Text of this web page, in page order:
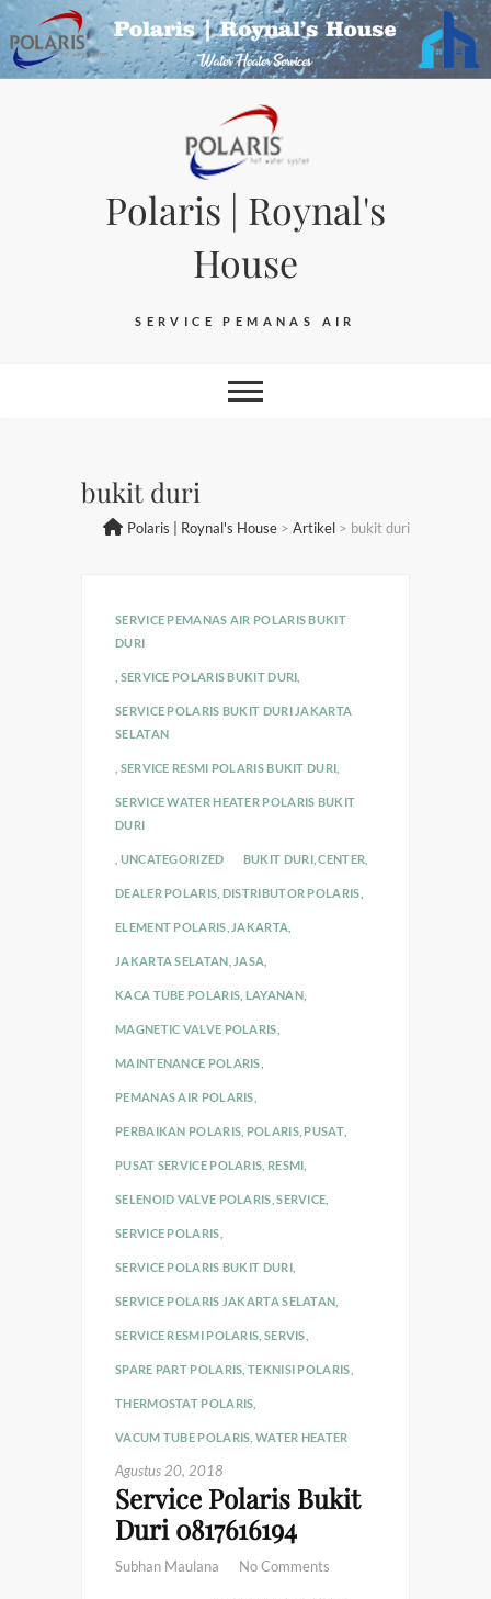
Skip
to
content
Polaris | Roynal's
House
SERVICE PEMANAS AIR
bukit duri
Polaris | Roynal's House > Artikel > bukit duri
SERVICE PEMANAS AIR POLARIS BUKIT
DURI
SERVICE POLARIS BUKIT DURI
SERVICE POLARIS BUKIT DURI JAKARTA
SELATAN
SERVICE RESMI POLARIS BUKIT DURI
SERVICE WATER HEATER POLARIS BUKIT
DURI
UNCATEGORIZED BUKIT DURI,CENTER
DEALER POLARIS DISTRIBUTOR POLARIS
ELEMENT POLARIS JAKARTA
JAKARTA SELATAN JASA
KACA TUBE POLARIS LAYANAN,
MAGNETIC VALVE POLARIS
MAINTENANCE POLARIS
PEMANAS AIR POLARIS
PERBAIKAN POLARIS POLARIS, PUSAT,
PUSAT SERVICE POLARIS RESMI
SELENOID VALVE POLARIS ,SERVICE
SERVICE POLARIS
SERVICE POLARIS BUKIT DURI,
SERVICE POLARIS JAKARTA SELATAN
SERVICE RESMI POLARIS SERVIS
SPARE PART POLARIS ,TEKNISI POLARIS
THERMOSTAT POLARIS
VACUM TUBE POLARIS ,WATER HEATER
Agustus 20, 2018
Service Polaris Bukit
Duri 0817616194
Subhan Maulana No Comments